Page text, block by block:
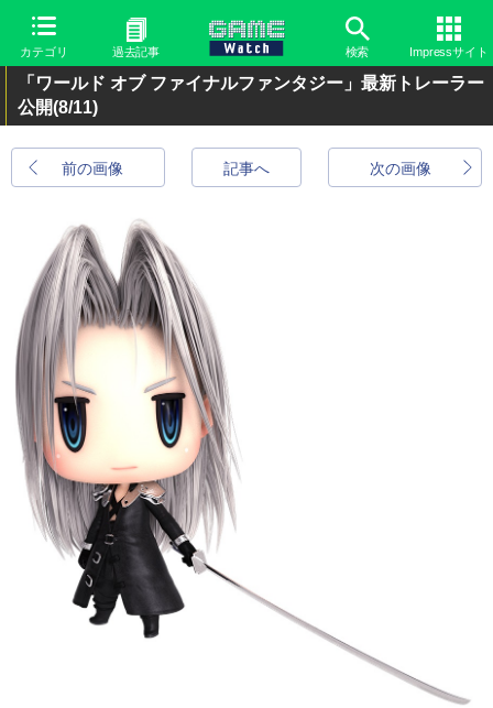
カテゴリ 過去記事 検索 Impressサイト
「ワールド オブ ファイナルファンタジー」最新トレーラー
公開(8/11)
前の画像 次の画像
記事へ